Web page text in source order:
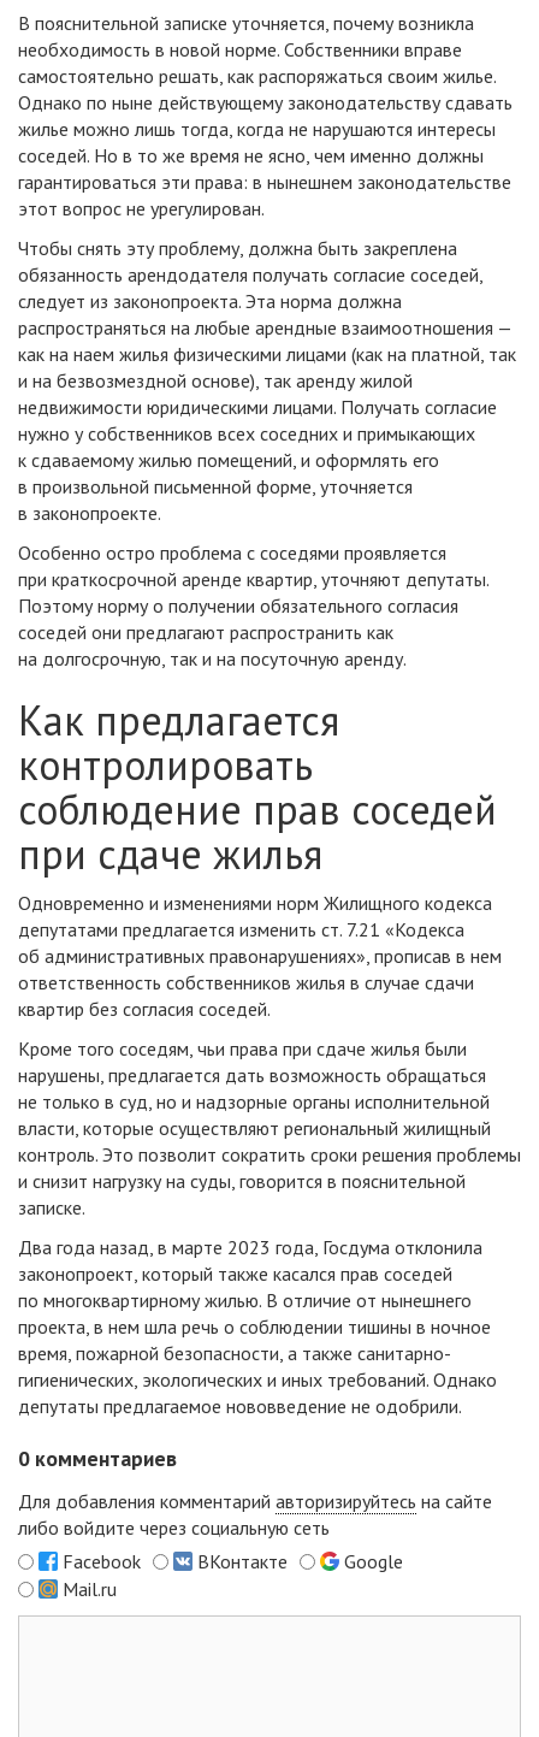
В пояснительной записке уточняется, почему возникла
необходимость в новой норме. Собственники вправе
самостоятельно решать, как распоряжаться своим жилье.
Однако по ныне действующему законодательству сдавать
жилье можно лишь тогда, когда не нарушаются интересы
соседей. Но в то же время не ясно, чем именно должны
гарантироваться эти права: в нынешнем законодательстве
этот вопрос не урегулирован.
Чтобы снять эту проблему, должна быть закреплена
обязанность арендодателя получать согласие соседей,
следует из законопроекта. Эта норма должна
распространяться на любые арендные взаимоотношения —
как на наем жилья физическими лицами (как на платной, так
и на безвозмездной основе), так аренду жилой
недвижимости юридическими лицами. Получать согласие
нужно у собственников всех соседних и примыкающих
к сдаваемому жилью помещений, и оформлять его
в произвольной письменной форме, уточняется
в законопроекте.
Особенно остро проблема с соседями проявляется
при краткосрочной аренде квартир, уточняют депутаты.
Поэтому норму о получении обязательного согласия
соседей они предлагают распространить как
на долгосрочную, так и на посуточную аренду.
Как предлагается
контролировать
соблюдение прав соседей
при сдаче жилья
Одновременно и изменениями норм Жилищного кодекса
депутатами предлагается изменить ст. 7.21 «Кодекса
об административных правонарушениях», прописав в нем
ответственность собственников жилья в случае сдачи
квартир без согласия соседей.
Кроме того соседям, чьи права при сдаче жилья были
нарушены, предлагается дать возможность обращаться
не только в суд, но и надзорные органы исполнительной
власти, которые осуществляют региональный жилищный
контроль. Это позволит сократить сроки решения проблемы
и снизит нагрузку на суды, говорится в пояснительной
записке.
Два года назад, в марте 2023 года, Госдума отклонила
законопроект, который также касался прав соседей
по многоквартирному жилью. В отличие от нынешнего
проекта, в нем шла речь о соблюдении тишины в ночное
время, пожарной безопасности, а также санитарно-
гигиенических, экологических и иных требований. Однако
депутаты предлагаемое нововведение не одобрили.
0 комментариев
Для добавления комментарий авторизируйтесь на сайте
либо войдите через социальную сеть
Facebook
ВКонтакте
Google
Mail.ru